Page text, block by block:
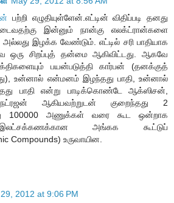
பற்றி எழுதியுள்ளேன்.எட்டின் விதிப்படி தனது
இன்னும் நான்கு எலக்ட்ரான்களை
இழக்க வேண்டும். எட்டில் சரி பாதியாக
ஒரு சிறப்புத் தன்மை ஆகிவிட்டது. ஆகவே
பயன்படுத்தி கார்பன் (தனக்குத்
உன்னால் என்மனம் இழந்தது பாதி, உன்னால்
பாதி என்று பாடிக்கொண்டே ஆக்ஸிசன்,
ஆகியவற்றுடன் குறைந்தது 2
100000 அணுக்கள் வரை கூட ஒன்றாக
அங்கக கூட்டுப்
Compounds) உருவாயின.
2012 at 9:06 PM